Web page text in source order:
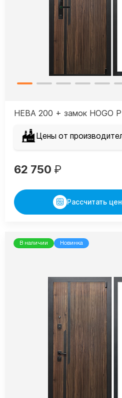
НЕВА 200 + замок HOGO
Цены от
62 750 ₽
Рассчитать
В наличии Новинка